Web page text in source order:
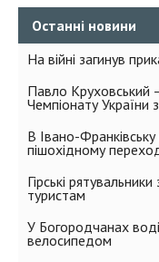
Останні новини
На війні загинув
Павло Круховський
Чемпіонату України
В Івано-
пішохідному
Гірські
туристам
У Богородчанах
велосипедом